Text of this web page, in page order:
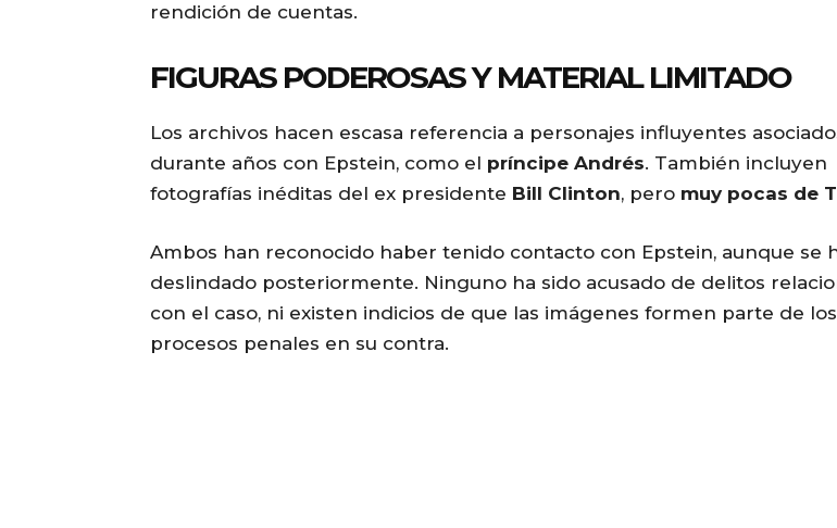
rendición de cuentas.
FIGURAS PODEROSAS Y MATERIAL LIMITADO
Los archivos hacen escasa referencia a personajes influyentes
durante años con Epstein, como el príncipe Andrés. También incluyen
fotografías inéditas del ex presidente Bill Clinton, pero muy pocas de
Ambos han reconocido haber tenido contacto con Epstein, aunque se
deslindado posteriormente. Ninguno ha sido acusado de delitos
con el caso, ni existen indicios de que las imágenes formen parte de los
procesos penales en su contra.